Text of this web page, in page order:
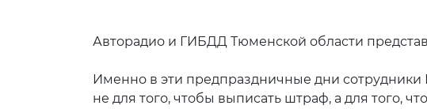
Авторадио и ГИБДД Тюменской области
Именно в эти предпраздничные дни сотрудники
не для того, чтобы выписать штраф, а для того,